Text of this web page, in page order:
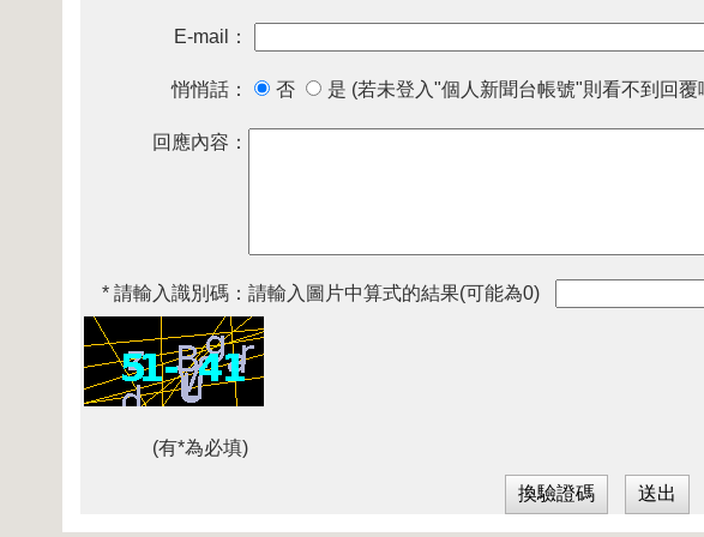
E-mail：
悄悄話： 否 是 (若未登入"個人新聞台帳號"則看不到回覆
回應內容：
* 請輸入識別碼： 請輸入圖片中算式的結果(可能為0)
(有*為必填)